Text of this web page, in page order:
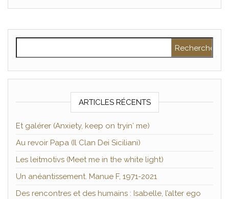
ARTICLES RÉCENTS
Et galérer (Anxiety, keep on tryin′ me)
Au revoir Papa (Il Clan Dei Siciliani)
Les leitmotivs (Meet me in the white light)
Un anéantissement. Manue F, 1971-2021
Des rencontres et des humains : Isabelle, l’alter ego